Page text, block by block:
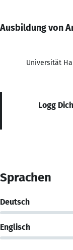
Ausbildung von
Universität
Logg
Sprachen
Deutsch
Englisch